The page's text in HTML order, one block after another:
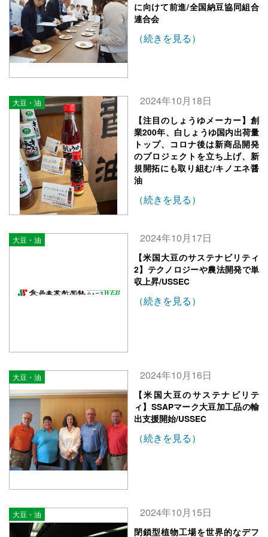
に向けて前進/全国納豆協同組合
連合会
（続きを見る）
大豆・油 2024年10月18日
【注目のしょうゆメーカー】創
業200年、白しょうゆ国内出荷量
トップ、コロナ後は新商品開発
のプロジェクトを立ち上げ、新
規開拓にも取り組む/キノエネ醤
油
（続きを見る）
大豆・油 2024年10月17日
【米国大豆のサステナビリティ
2】テクノロジーや農法開発で単
収上昇/USSEC
（続きを見る）
大豆・油 2024年10月16日
【米国大豆のサステナビリテ
ィ】SSAPマーク大豆加工品の輸
出支援開始/USSEC
（続きを見る）
大豆・油 2024年10月15日
閉鎖型植物工場を世界的なデフ